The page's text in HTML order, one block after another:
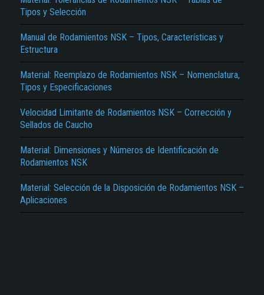
Tipos y Selección
Manual de Rodamientos NSK – Tipos, Características y
Estructura
Material: Reemplazo de Rodamientos NSK – Nomenclatura,
Tipos y Especificaciones
Velocidad Limitante de Rodamientos NSK – Corrección y
Sellados de Caucho
Material: Dimensiones y Números de Identificación de
Rodamientos NSK
Material: Selección de la Disposición de Rodamientos NSK –
Aplicaciones
Texto o Imagen de portada son erróneos.
No carga o no se visualiza el contenido.